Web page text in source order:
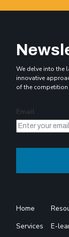
We delve into the
innovative
of the competition
Email
Home
Services
E-